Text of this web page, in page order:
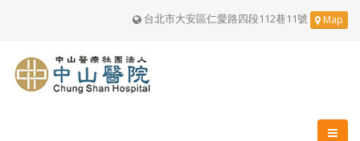
台北市大安區仁愛路四段112巷11號 Map